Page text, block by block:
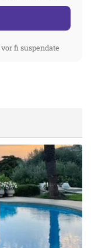
fi suspendate